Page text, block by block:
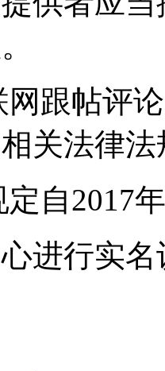
跟帖评
关法律
自2017
进行实名